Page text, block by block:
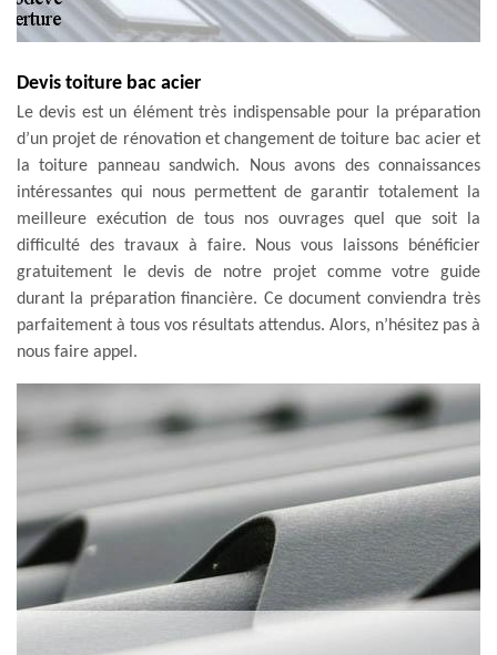
Devis toiture bac acier
Le devis est un élément très indispensable pour la préparation
d’un projet de rénovation et changement de toiture bac acier et
la toiture panneau sandwich. Nous avons des connaissances
intéressantes qui nous permettent de garantir totalement la
meilleure exécution de tous nos ouvrages quel que soit la
difficulté des travaux à faire. Nous vous laissons bénéficier
gratuitement le devis de notre projet comme votre guide
durant la préparation financière. Ce document conviendra très
parfaitement à tous vos résultats attendus. Alors, n’hésitez pas à
nous faire appel.